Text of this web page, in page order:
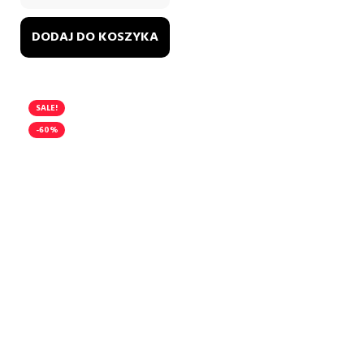
DODAJ DO KOSZYKA
SALE!
-60%